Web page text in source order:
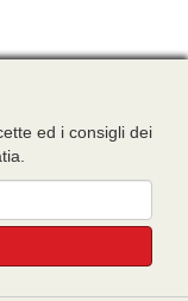
ed i consigli dei